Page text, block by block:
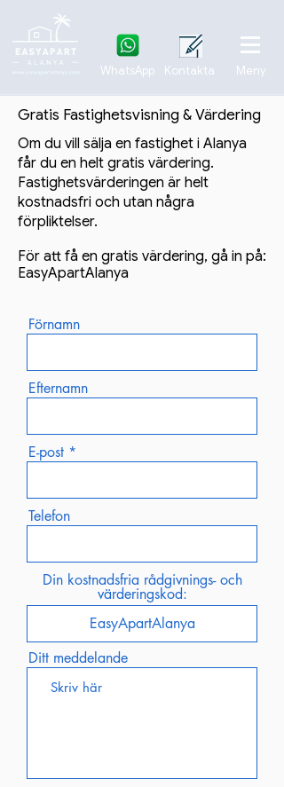
WhatsApp Kontakta Meny
Gratis Fastighetsvisning & Värdering
Om du vill sälja en fastighet i Alanya
får du en helt gratis värdering.
Fastighetsvärderingen är helt
kostnadsfri och utan några
förpliktelser.
För att få en gratis värdering, gå in på:
EasyApartAlanya
Förnamn
Efternamn
E-post
Telefon
Din kostnadsfria rådgivnings- och
värderingskod:
Ditt meddelande